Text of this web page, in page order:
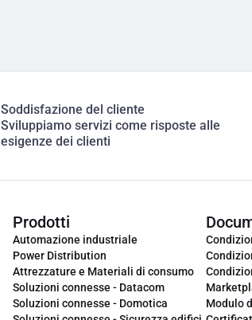
Soddisfazione del cliente
Sviluppiamo servizi come risposte alle
esigenze dei clienti
Prodotti
Automazione industriale
Power Distribution
Attrezzature e Materiali di consumo
Soluzioni connesse - Datacom
Soluzioni connesse - Domotica
Modulo